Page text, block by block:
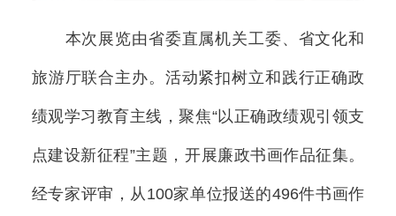
本次展览由省委直属机关工委、省文化和
旅游厅联合主办。活动紧扣树立和践行正确政
绩观学习教育主线，聚焦“以正确政绩观引领支
点建设新征程”主题，开展廉政书画作品征集。
经专家评审，从100家单位报送的496件书画作